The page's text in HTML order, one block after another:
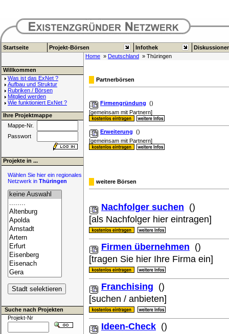
Startseite Projekt-Börsen Infothek
Home » Deutschland » Thüringen
Willkommen
Was ist das ExNet ?
Aufbau und Struktur
Rubriken / Börsen
Mitglied werden
Wie funktioniert ExNet ?
Ihre Projektmappe
Mappe-Nr.
Passwort
Projekte in ...
Wählen Sie hier ein regionales
Netzwerk in Thüringen
Suche nach Projekten
Projekt-Nr
Partnerbörsen
Firmengründung ()
[gemeinsam mit Partnern]
Erweiterung ()
[gemeinsam mit Partnern]
weitere Börsen
Nachfolger suchen ()
[als Nachfolger hier eintragen]
Firmen übernehmen ()
[tragen Sie hier Ihre Firma ein]
Franchising ()
[suchen / anbieten]
Ideen-Check ()